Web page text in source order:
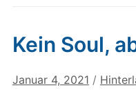
Kein Soul,
Januar 4, 2021 /